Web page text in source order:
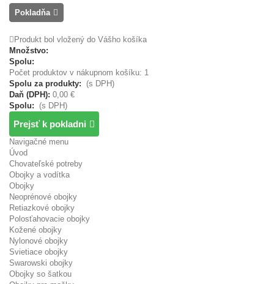
Pokladňa
Produkt bol vložený do Vášho košíka
Množstvo:
Spolu:
Počet produktov v nákupnom košíku: 1
Spolu za produkty:
(s DPH)
Daň (DPH): 0,00 €
Spolu:
(s DPH)
Prejsť k pokladni
Navigačné menu
Úvod
Chovateľské potreby
Obojky a vodítka
Obojky
Neoprénové obojky
Retiazkové obojky
Polosťahovacie obojky
Kožené obojky
Nylonové obojky
Svietiace obojky
Swarowski obojky
Obojky so šatkou